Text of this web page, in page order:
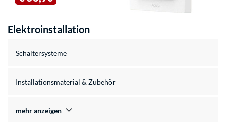
Elektroinstallation
Schaltersysteme
Installationsmaterial & Zubehör
mehr anzeigen